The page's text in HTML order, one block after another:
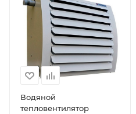
Водяной
тепловентилятор